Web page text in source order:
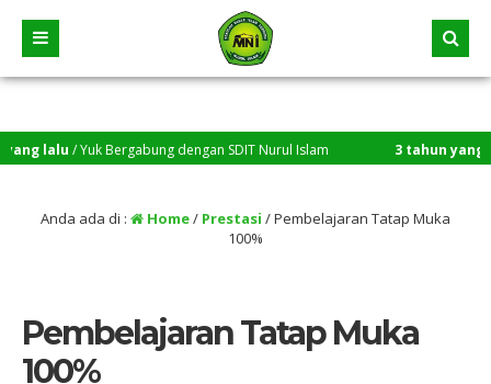
lalu/ Yuk Bergabung dengan SDIT Nurul Islam 3 tahun yang lalu/
Anda ada di : Home/ Prestasi /Pembelajaran Tatap Muka
100%
Pembelajaran Tatap Muka
100%